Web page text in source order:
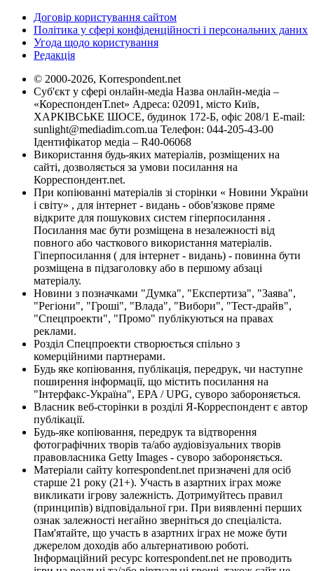
Договір користування сайтом
Політика у сфері конфіденційності і персональних даних
Угода щодо користування
Редакція
© 2000-2026, Korrespondent.net
Суб'єкт у сфері онлайн-медіа Назва онлайн-медіа –
«КореспонденТ.net» Адреса: 02091, місто Київ,
ХАРКІВСЬКЕ ШОСЕ, будинок 172-Б, офіс 208/1 E-mail:
sunlight@mediadim.com.ua Телефон: 044-205-43-00
Ідентифікатор медіа – R40-06068
Використання будь-яких матеріалів, розміщених на
сайті, дозволяється за умови посилання на
Корреспондент.net.
При копіюванні матеріалів зі сторінки « Новини України
і світу» , для інтернет - видань - обов'язкове пряме
відкрите для пошукових систем гіперпосилання .
Посилання має бути розміщена в незалежності від
повного або часткового використання матеріалів.
Гіперпосилання ( для інтернет - видань) - повинна бути
розміщена в підзаголовку або в першому абзаці
матеріалу.
Новини з позначками "Думка", "Експертиза", "Заява",
"Регіони", "Гроші", "Влада", "Вибори", "Тест-драйв",
"Спецпроекти", "Промо" публікуються на правах
реклами.
Розділ Спецпроекти створюється спільно з
комерційними партнерами.
Будь яке копіювання, публікація, передрук, чи наступне
поширення інформації, що містить посилання на
"Інтерфакс-Україна", EPA / UPG, суворо забороняється.
Власник веб-сторінки в розділі Я-Корреспондент є автор
публікації.
Будь-яке копіювання, передрук та відтворення
фотографічних творів та/або аудіовізуальних творів
правовласника Getty Images - суворо забороняється.
Матеріали сайту korrespondent.net призначені для осіб
старше 21 року (21+). Участь в азартних іграх може
викликати ігрову залежність. Дотримуйтесь правил
(принципів) відповідальної гри. При виявленні перших
ознак залежності негайно зверніться до спеціаліста.
Пам'ятайте, що участь в азартних іграх не може бути
джерелом доходів або альтернативою роботі.
Інформаційний ресурс korrespondent.net не проводить